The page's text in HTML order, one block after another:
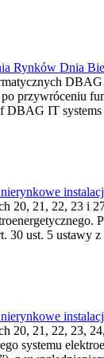
Rynków Dnia
przywróceniu
DBAG IT systems
20, 21, 22, 23 i
30 ust. 5 ustawy z
20, 21, 22, 23,
systemu